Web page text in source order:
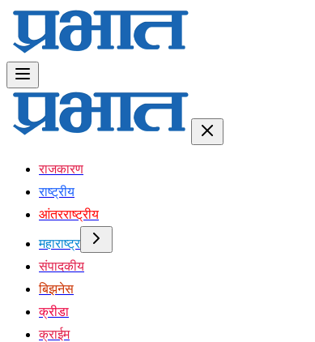
राजकारण
राष्ट्रीय
आंतरराष्ट्रीय
महाराष्ट्र
संपादकीय
बिझनेस
क्रीडा
क्राईम